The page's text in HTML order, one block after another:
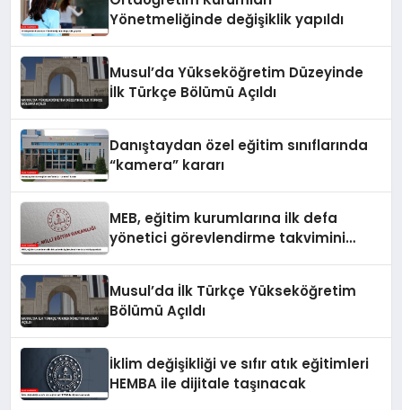
Yönetmeliğinde değişiklik yapıldı
Musul’da Yükseköğretim Düzeyinde
İlk Türkçe Bölümü Açıldı
Danıştaydan özel eğitim sınıflarında
“kamera” kararı
MEB, eğitim kurumlarına ilk defa
yönetici görevlendirme takvimini
Musul’da İlk Türkçe Yükseköğretim
Bölümü Açıldı
İklim değişikliği ve sıfır atık eğitimleri
HEMBA ile dijitale taşınacak